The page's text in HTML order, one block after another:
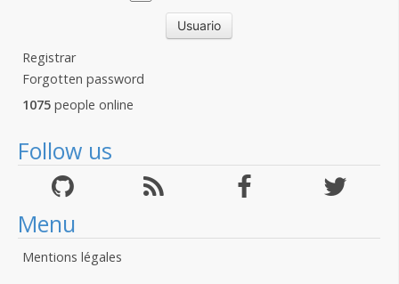
Registrar
Forgotten password
1075 people online
Follow us
Menu
Mentions légales